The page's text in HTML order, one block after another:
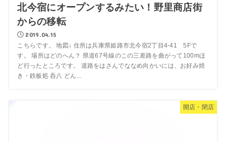
北今宿にオープンするみたい！野里商店街
からの移転
2019.04.15
こちらです。 地図↓ 住所は兵庫県姫路市北今宿2丁目4-41 5Fで
す。 場所はどのへん？ 県道67号線のこの三差路を曲がって100mほ
ど行ったところです。 道路をはさんでななめ向かいには、お好み焼
き・鉄板処 呑八 どん...
開店・閉店